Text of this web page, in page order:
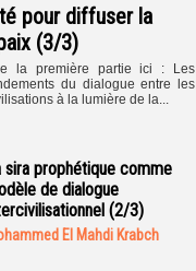
pour diffuser la
(3/3)
la première partie ici : Les
du dialogue entre les
à la lumière de la...
sira prophétique comme
de dialogue
(2/3)
El Mahdi Krabch